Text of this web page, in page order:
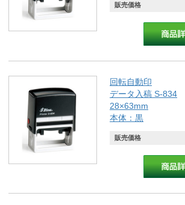
販売価格
回転自動印
データ入稿 S-834
28×63mm
本体：黒
販売価格